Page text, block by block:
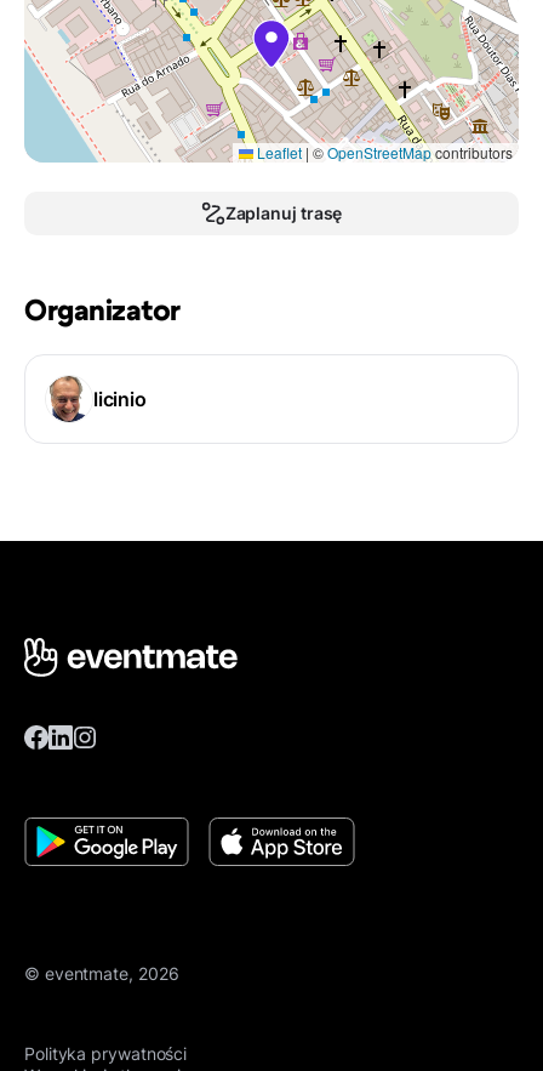
Leaflet | ©OpenStreetMapcontributors
Zaplanuj trasę
Organizator
licinio
© eventmate, 2026
Polityka prywatności